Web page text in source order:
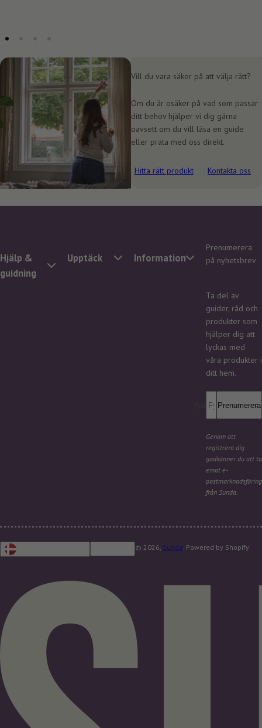
Vill du vara säker på att välja rätt?
Om du är osäker på vad som passar
ditt behov hjälper vi dig gärna
oavsett om du vill läsa en guide
eller prata med oss direkt.
Hitta rätt produkt Kontakta oss
Prenumerera
på nyhetsbrev
Ta del av
guider, råd och
produkter som
hjälper dig att
lyckas med
våra produkter i
ditt hem.
Fyll i din e-post *
Prenumerera
Genom att
registrera dig
godkänner du att ta
emot e-
postmarknadsföring
från Sunda.
Hjälp &
guidning
Upptäck Information
© 2026, Sunda. Powered by Shopify